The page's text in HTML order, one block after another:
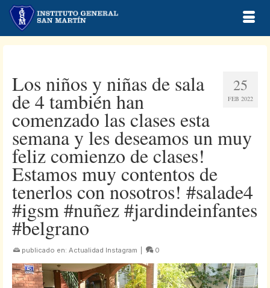
25
FEB 2022
Los niños y niñas de sala
de 4 también han
comenzado las clases esta
semana y les deseamos un muy
feliz comienzo de clases!
Estamos muy contentos de
tenerlos con nosotros! #salade4
#igsm #nuñez #jardindeinfantes
#belgrano
publicado en: Actualidad Instagram 0